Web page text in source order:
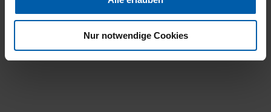
Werbung anzeigen zu können.
Klicken Sie auf "Alle erlauben", damit wir alle Cookies
Nur notwendige Cookies
Mehr laden